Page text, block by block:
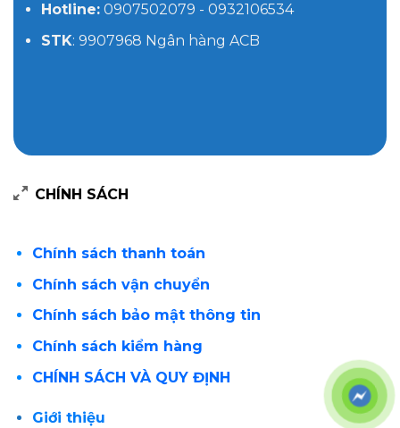
Hotline:0907502079 - 0932106534
STK: 9907968 Ngân hàng ACB
CHÍNH SÁCH
Chính sách thanh toán
Chính sách vận chuyển
Chính sách bảo mật thông tin
Chính sách kiểm hàng
CHÍNH SÁCH VÀ QUY ĐỊNH
Giới thiệu